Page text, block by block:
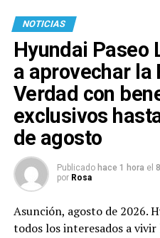
NOTICIAS
Hyundai Paseo
a aprovechar la
Verdad con
exclusivos
de agosto
Publicado hace 1 hora el
por Rosa
Asunción, agosto de 2026.
todos los interesados a vivir